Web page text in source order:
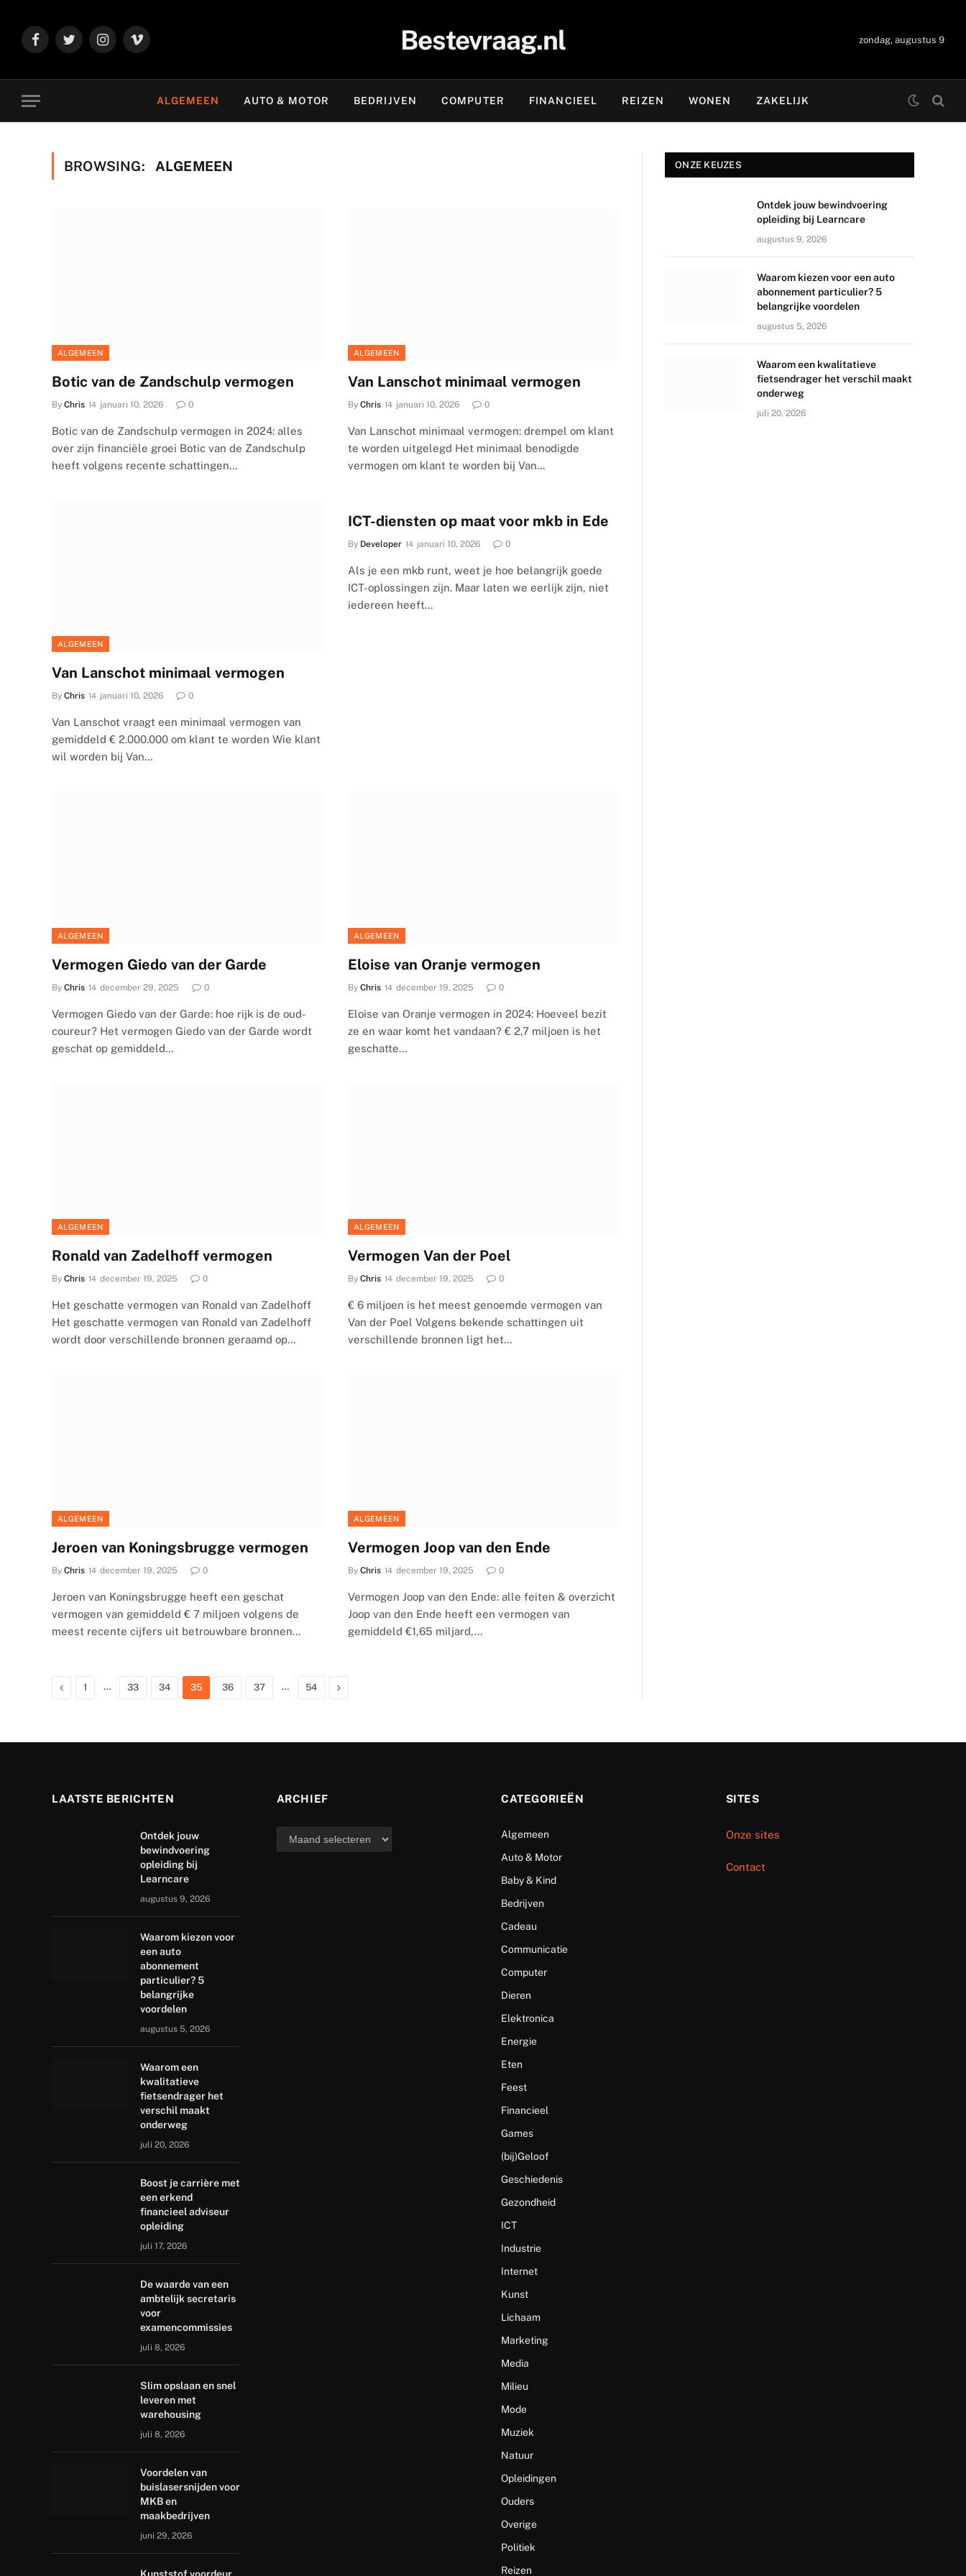
FacebookTwitter Instagram
Vimeo Bestevraag.nl zondag, augustus 9
ALGEMEEN AUTO & MOTOR BEDRIJVEN COMPUTER FINANCIEEL REIZEN WONEN ZAKELIJK
BROWSING: ALGEMEEN
ALGEMEEN
Botic van de Zandschulp vermogen
By Chris januari 10, 2026 0
Botic van de Zandschulp vermogen in 2024: alles
over zijn financiële groei Botic van de Zandschulp
heeft volgens recente schattingen…
ALGEMEEN
Van Lanschot minimaal vermogen
By Chris januari 10, 2026 0
Van Lanschot minimaal vermogen: drempel om klant
te worden uitgelegd Het minimaal benodigde
vermogen om klant te worden bij Van…
ALGEMEEN
Van Lanschot minimaal vermogen
By Chris januari 10, 2026 0
Van Lanschot vraagt een minimaal vermogen van
gemiddeld € 2.000.000 om klant te worden Wie klant
wil worden bij Van…
ICT-diensten op maat voor mkb in Ede
By Developer januari 10, 2026 0
Als je een mkb runt, weet je hoe belangrijk goede
ICT-oplossingen zijn. Maar laten we eerlijk zijn, niet
iedereen heeft…
ALGEMEEN
Vermogen Giedo van der Garde
By Chris december 29, 2025 0
Vermogen Giedo van der Garde: hoe rijk is de oud-
coureur? Het vermogen Giedo van der Garde wordt
geschat op gemiddeld…
ALGEMEEN
Eloise van Oranje vermogen
By Chris december 19, 2025 0
Eloise van Oranje vermogen in 2024: Hoeveel bezit
ze en waar komt het vandaan? € 2,7 miljoen is het
geschatte…
ALGEMEEN
Ronald van Zadelhoff vermogen
By Chris december 19, 2025 0
Het geschatte vermogen van Ronald van Zadelhoff
Het geschatte vermogen van Ronald van Zadelhoff
wordt door verschillende bronnen geraamd op…
ALGEMEEN
Vermogen Van der Poel
By Chris december 19, 2025 0
€ 6 miljoen is het meest genoemde vermogen van
Van der Poel Volgens bekende schattingen uit
verschillende bronnen ligt het…
ALGEMEEN
Jeroen van Koningsbrugge vermogen
By Chris december 19, 2025 0
Jeroen van Koningsbrugge heeft een geschat
vermogen van gemiddeld € 7 miljoen volgens de
meest recente cijfers uit betrouwbare bronnen…
ALGEMEEN
Vermogen Joop van den Ende
By Chris december 19, 2025 0
Vermogen Joop van den Ende: alle feiten & overzicht
Joop van den Ende heeft een vermogen van
gemiddeld €1,65 miljard,…
Previous
1 … 33 34 35 36 37 … 54 Next
ONZE KEUZES
Ontdek jouw bewindvoering
opleiding bij Learncare
augustus 9, 2026
Waarom kiezen voor een auto
abonnement particulier? 5
belangrijke voordelen
augustus 5, 2026
Waarom een kwalitatieve
fietsendrager het verschil maakt
onderweg
juli 20, 2026
LAATSTE BERICHTEN
Ontdek jouw
bewindvoering
opleiding bij
Learncare
augustus 9, 2026
Waarom kiezen voor
een auto
abonnement
particulier? 5
belangrijke
voordelen
augustus 5, 2026
Waarom een
kwalitatieve
fietsendrager het
verschil maakt
onderweg
juli 20, 2026
Boost je carrière met
een erkend
financieel adviseur
opleiding
juli 17, 2026
De waarde van een
ambtelijk secretaris
voor
examencommissies
juli 8, 2026
Slim opslaan en snel
leveren met
warehousing
juli 8, 2026
Voordelen van
buislasersnijden voor
MKB en
maakbedrijven
juni 29, 2026
Kunststof voordeur
ARCHIEF
archief
CATEGORIEËN
Algemeen
Auto & Motor
Baby & Kind
Bedrijven
Cadeau
Communicatie
Computer
Dieren
Elektronica
Energie
Eten
Feest
Financieel
Games
(bij)Geloof
Geschiedenis
Gezondheid
ICT
Industrie
Internet
Kunst
Lichaam
Marketing
Media
Milieu
Mode
Muziek
Natuur
Opleidingen
Ouders
Overige
Politiek
Reizen
SITES
Onze sites
Contact